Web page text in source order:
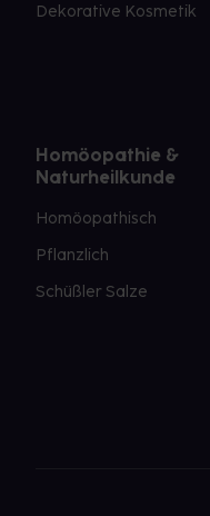
Dekorative Kosmetik
Homöopathie &
Naturheilkunde
Homöopathisch
Pflanzlich
Schüßler Salze